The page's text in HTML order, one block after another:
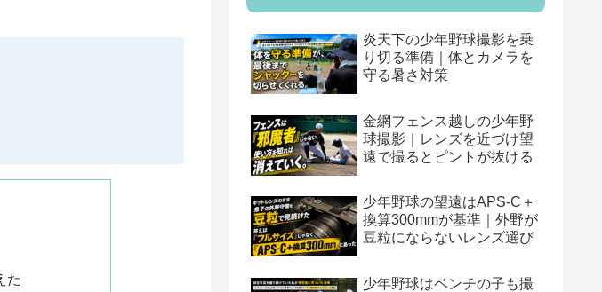
た
炎天下の少年野球撮影を乗
り切る準備｜体とカメラを
守る暑さ対策
金網フェンス越しの少年野
球撮影｜レンズを近づけ望
遠で撮るとピントが抜ける
少年野球の望遠はAPS-C＋
換算300mmが基準｜外野が
豆粒にならないレンズ選び
少年野球はベンチの子も撮